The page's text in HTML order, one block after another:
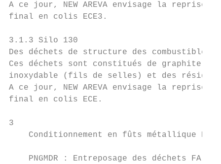
A ce jour, NEW AREVA envisage la reprise
final en colis ECE3.
3.1.3 Silo 130
Des déchets de structure des combustibles
Ces déchets sont constitués de graphite
inoxydable (fils de selles) et des résidus
A ce jour, NEW AREVA envisage la reprise
final en colis ECE.
3
Conditionnement en fûts métallique
PNGMDR : Entreposage des déchets FA-